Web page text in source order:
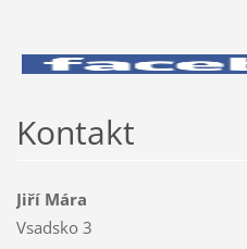
Kontakt
Jiří Mára
Vsadsko 3